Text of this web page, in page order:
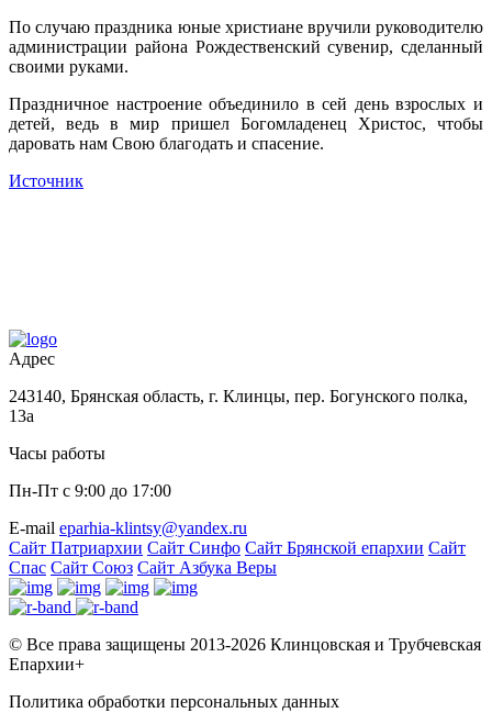
По случаю праздника юные христиане вручили руководителю
администрации района Рождественский сувенир, сделанный
своими руками.
Праздничное настроение объединило в сей день взрослых и
детей, ведь в мир пришел Богомладенец Христос, чтобы
даровать нам Свою благодать и спасение.
Источник
Адрес
243140, Брянская область, г. Клинцы, пер. Богунского полка,
13а
Часы работы
Пн-Пт с 9:00 до 17:00
Е-mail eparhia-klintsy@yandex.ru
Сайт Патриархии Сайт Синфо Сайт Брянской епархии Сайт
Спас Сайт Союз Сайт Азбука Веры
© Все права защищены 2013-2026 Клинцовская и Трубчевская
Епархии+
Политика обработки персональных данных